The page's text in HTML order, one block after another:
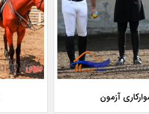
آزمون